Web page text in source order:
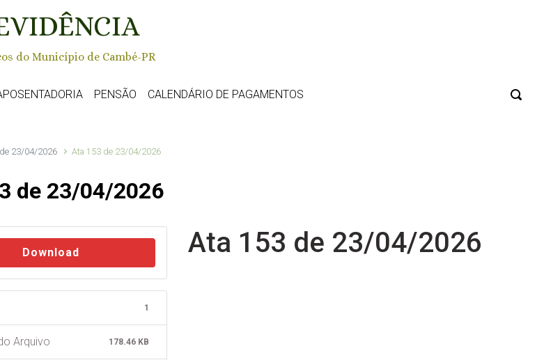
do Município de Cambé-PR
PENSÃO CALENDÁRIO DE PAGAMENTOS
23/04/2026 Ata 153 de 23/04/2026
de 23/04/2026
Download
1
Arquivo 178.46 KB
Ata 153 de 23/04/2026